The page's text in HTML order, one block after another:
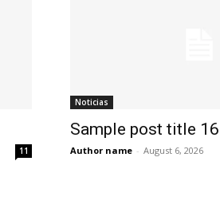
11
Noticias
Sample post title 16
Author name - August 6, 2026